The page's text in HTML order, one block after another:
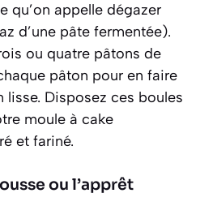
qu’on appelle dégazer
d’une pâte fermentée).
ou quatre pâtons de
pâton pour en faire
lisse. Disposez ces boules
moule à cake
et fariné.
ou l’apprêt